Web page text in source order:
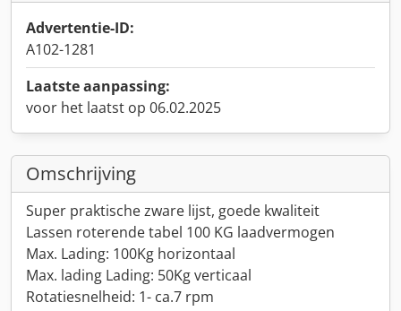
Advertentie-ID:
A102-1281
Laatste aanpassing:
voor het laatst op 06.02.2025
Omschrijving
Super praktische zware lijst, goede kwaliteit
Lassen roterende tabel 100 KG laadvermogen
Max. Lading: 100Kg horizontaal
Max. lading Lading: 50Kg verticaal
Rotatiesnelheid: 1- ca.7 rpm